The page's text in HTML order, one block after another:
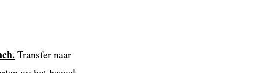
Transfer naar